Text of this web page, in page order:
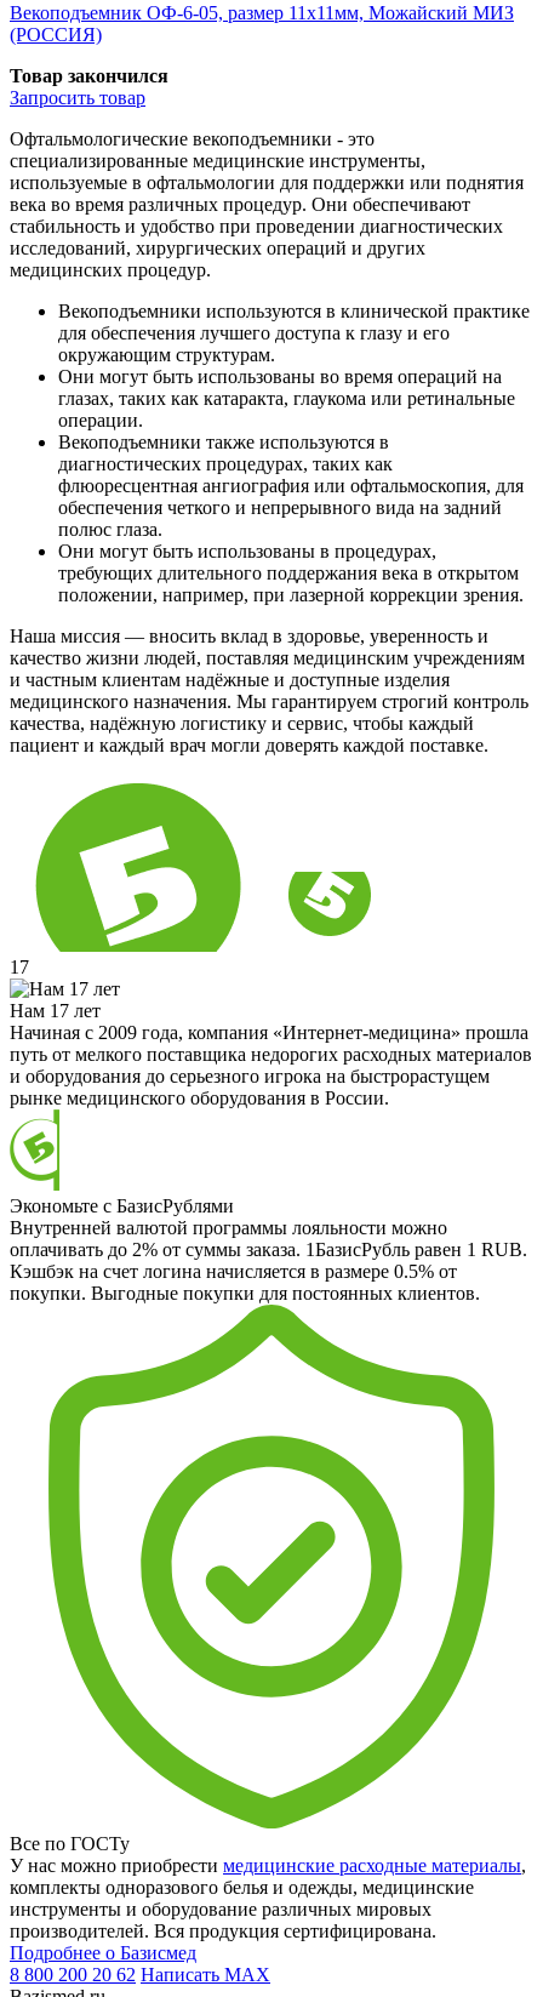
Векоподъемник ОФ-6-05, размер 11х11мм, Можайский МИЗ
(РОССИЯ)
Товар закончился
Запросить товар
Офтальмологические векоподъемники - это
специализированные медицинские инструменты,
используемые в офтальмологии для поддержки или поднятия
века во время различных процедур. Они обеспечивают
стабильность и удобство при проведении диагностических
исследований, хирургических операций и других
медицинских процедур.
Векоподъемники используются в клинической практике
для обеспечения лучшего доступа к глазу и его
окружающим структурам.
Они могут быть использованы во время операций на
глазах, таких как катаракта, глаукома или ретинальные
операции.
Векоподъемники также используются в
диагностических процедурах, таких как
флюоресцентная ангиография или офтальмоскопия, для
обеспечения четкого и непрерывного вида на задний
полюс глаза.
Они могут быть использованы в процедурах,
требующих длительного поддержания века в открытом
положении, например, при лазерной коррекции зрения.
Наша миссия — вносить вклад в здоровье, уверенность и
качество жизни людей, поставляя медицинским учреждениям
и частным клиентам надёжные и доступные изделия
медицинского назначения. Мы гарантируем строгий контроль
качества, надёжную логистику и сервис, чтобы каждый
пациент и каждый врач могли доверять каждой поставке.
17
Нам 17 лет
Начиная с 2009 года, компания «Интернет-медицина» прошла
путь от мелкого поставщика недорогих расходных материалов
и оборудования до серьезного игрока на быстрорастущем
рынке медицинского оборудования в России.
Экономьте с БазисРублями
Внутренней валютой программы лояльности можно
оплачивать до 2% от суммы заказа. 1БазисРубль равен 1 RUB.
Кэшбэк на счет логина начисляется в размере 0.5% от
покупки. Выгодные покупки для постоянных клиентов.
Все по ГОСТу
У нас можно приобрести медицинские расходные материалы,
комплекты одноразового белья и одежды, медицинские
инструменты и оборудование различных мировых
производителей. Вся продукция сертифицирована.
Подробнее о Базисмед
8 800 200 20 62 Написать MAX